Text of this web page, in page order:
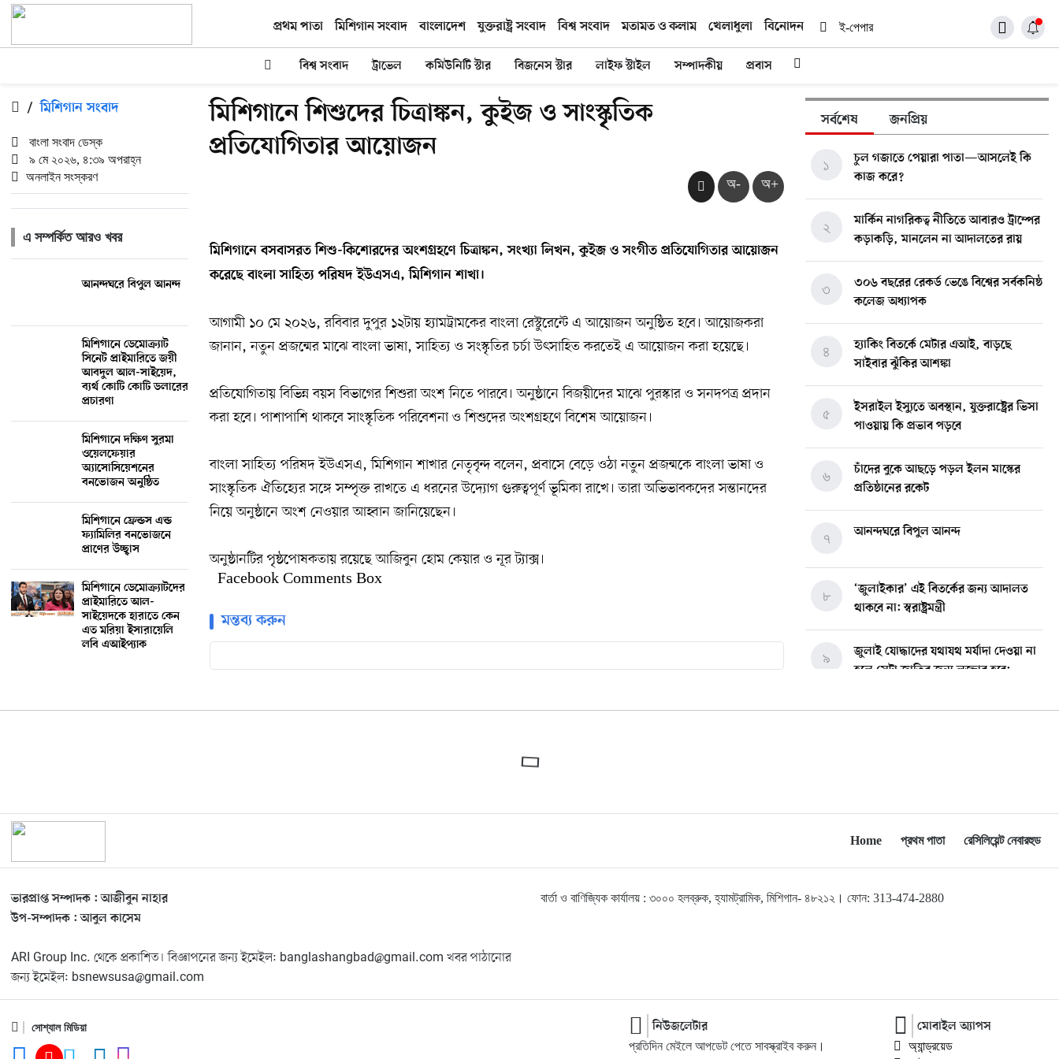
প্রথম পাতা মিশিগান সংবাদ বাংলাদেশ যুক্তরাষ্ট্র সংবাদ বিশ্ব সংবাদ মতামত ও কলাম খেলাধুলা বিনোদন ই-পেপার
বিশ্ব সংবাদ ট্রাভেল কমিউনিটি স্টার বিজনেস স্টার লাইফ স্টাইল সম্পাদকীয় প্রবাস
/ মিশিগান সংবাদ
বাংলা সংবাদ ডেস্ক
৯ মে ২০২৬, ৪:৩৯ অপরাহ্ন
অনলাইন সংস্করণ
এ সম্পর্কিত আরও খবর
আনন্দঘরে বিপুল আনন্দ
মিশিগানে ডেমোক্র্যাট
সিনেট প্রাইমারিতে জয়ী
আবদুল আল-সাইয়েদ,
ব্যর্থ কোটি কোটি ডলারের
প্রচারণা
মিশিগানে দক্ষিণ সুরমা
ওয়েলফেয়ার
অ্যাসোসিয়েশনের
বনভোজন অনুষ্ঠিত
মিশিগানে ফ্রেন্ডস এন্ড
ফ্যামিলির বনভোজনে
প্রাণের উচ্ছ্বাস
মিশিগানে ডেমোক্র্যাটদের
প্রাইমারিতে আল-
সাইয়েদকে হারাতে কেন
এত মরিয়া ইসারায়েলি
লবি এআইপ্যাক
মিশিগানে শিশুদের চিত্রাঙ্কন, কুইজ ও সাংস্কৃতিক
প্রতিযোগিতার আয়োজন
অ- অ+
মিশিগানেবসবাসরতশিশু-কিশোরদেরঅংশগ্রহণেচিত্রাঙ্কন,সংখ্যালিখন,কুইজ ওসংগীতপ্রতিযোগিতারআয়োজন
করেছেবাংলাসাহিত্য পরিষদইউএসএ,মিশিগানশাখা।
আগামী ১০ মে ২০২৬, রবিবার দুপুর ১২টায় হ্যামট্রামকের বাংলা রেস্টুরেন্টে এ আয়োজন অনুষ্ঠিত হবে। আয়োজকরা
জানান, নতুন প্রজন্মের মাঝে বাংলা ভাষা, সাহিত্য ও সংস্কৃতির চর্চা উৎসাহিত করতেই এ আয়োজন করা হয়েছে।
প্রতিযোগিতায় বিভিন্ন বয়স বিভাগের শিশুরা অংশ নিতে পারবে। অনুষ্ঠানে বিজয়ীদের মাঝে পুরস্কার ও সনদপত্র প্রদান
করা হবে। পাশাপাশি থাকবে সাংস্কৃতিক পরিবেশনা ও শিশুদের অংশগ্রহণে বিশেষ আয়োজন।
বাংলা সাহিত্য পরিষদ ইউএসএ, মিশিগান শাখার নেতৃবৃন্দ বলেন, প্রবাসে বেড়ে ওঠা নতুন প্রজন্মকে বাংলা ভাষা ও
সাংস্কৃতিক ঐতিহ্যের সঙ্গে সম্পৃক্ত রাখতে এ ধরনের উদ্যোগ গুরুত্বপূর্ণ ভূমিকা রাখে। তারা অভিভাবকদের সন্তানদের
নিয়ে অনুষ্ঠানে অংশ নেওয়ার আহ্বান জানিয়েছেন।
অনুষ্ঠানটির পৃষ্ঠপোষকতায় রয়েছে আজিবুন হোম কেয়ার ও নূর ট্যাক্স।
Facebook Comments Box
মন্তব্য করুন
সর্বশেষ জনপ্রিয়
চুল গজাতে পেয়ারা পাতা—আসলেই কি
কাজ করে?
১
মার্কিন নাগরিকত্ব নীতিতে আবারও ট্রাম্পের
কড়াকড়ি, মানলেন না আদালতের রায়
২
৩০৬ বছরের রেকর্ড ভেঙে বিশ্বের সর্বকনিষ্ঠ
কলেজ অধ্যাপক
৩
হ্যাকিং বিতর্কে মেটার এআই, বাড়ছে
সাইবার ঝুঁকির আশঙ্কা
৪
ইসরাইল ইস্যুতে অবস্থান, যুক্তরাষ্ট্রের ভিসা
পাওয়ায় কি প্রভাব পড়বে
৫
চাঁদের বুকে আছড়ে পড়ল ইলন মাস্কের
প্রতিষ্ঠানের রকেট
৬
আনন্দঘরে বিপুল আনন্দ
৭
‘জুলাইকার’ এই বিতর্কের জন্য আদালত
থাকবে না: স্বরাষ্ট্রমন্ত্রী
৮
জুলাই যোদ্ধাদের যথাযথ মর্যাদা দেওয়া না
হলে সেটা জাতির জন্য লজ্জার হবে:
৯
মিশিগানে দক্ষিণ সুরমা ওয়েলফেয়ার
অ্যাসোসিয়েশনের বনভোজন অনুষ্ঠিত
মিশন বন্ধ করছে যুক্তরাষ্ট্র
মিশিগানে ডেমোক্র্যাটদের প্রাইমারিতে
আল-সাইয়েদকে হারাতে কেন এত মরিয়া
ইসারায়েলি লবি এআইপ্যাক
Home প্রথম পাতা রেসিলিয়েন্ট নেবারহুড
ভারপ্রাপ্ত সম্পাদক : আজীবুন নাহার
উপ-সম্পাদক : আবুল কাসেম
ARI Group Inc. থেকে প্রকাশিত। বিজ্ঞাপনের জন্য ইমেইল: banglashangbad@gmail.com খবর পাঠানোর
জন্য ইমেইল: bsnewsusa@gmail.com
বার্তা ও বাণিজ্যিক কার্যালয় : ৩০০০ হলব্রুক, হ্যামট্রামিক, মিশিগান- ৪৮২১২। ফোন: 313-474-2880
সোশ্যাল মিডিয়া নিউজলেটার
প্রতিদিন মেইলে আপডেট পেতে সাবস্ক্রাইব করুন।
মোবাইল অ্যাপস
অ্যান্ড্রয়েড